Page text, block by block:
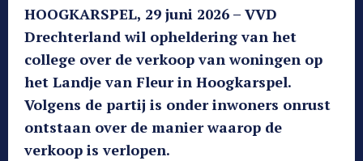
HOOGKARSPEL, 29 juni 2026 – VVD
Drechterland wil opheldering van het
college over de verkoop van woningen op
het Landje van Fleur in Hoogkarspel.
Volgens de partij is onder inwoners onrust
ontstaan over de manier waarop de
verkoop is verlopen.